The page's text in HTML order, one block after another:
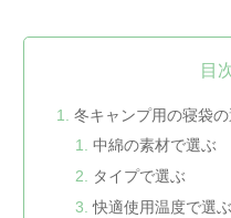
目
冬キャンプ用の寝袋
中綿の素材で選ぶ
タイプで選ぶ
快適使用温度で選ぶ